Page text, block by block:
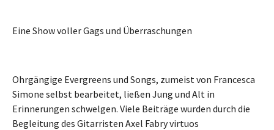
Eine Show voller Gags und Überraschungen
Ohrgängige Evergreens und Songs, zumeist von Francesca
Simone selbst bearbeitet, ließen Jung und Alt in
Erinnerungen schwelgen. Viele Beiträge wurden durch die
Begleitung des Gitarristen Axel Fabry virtuos